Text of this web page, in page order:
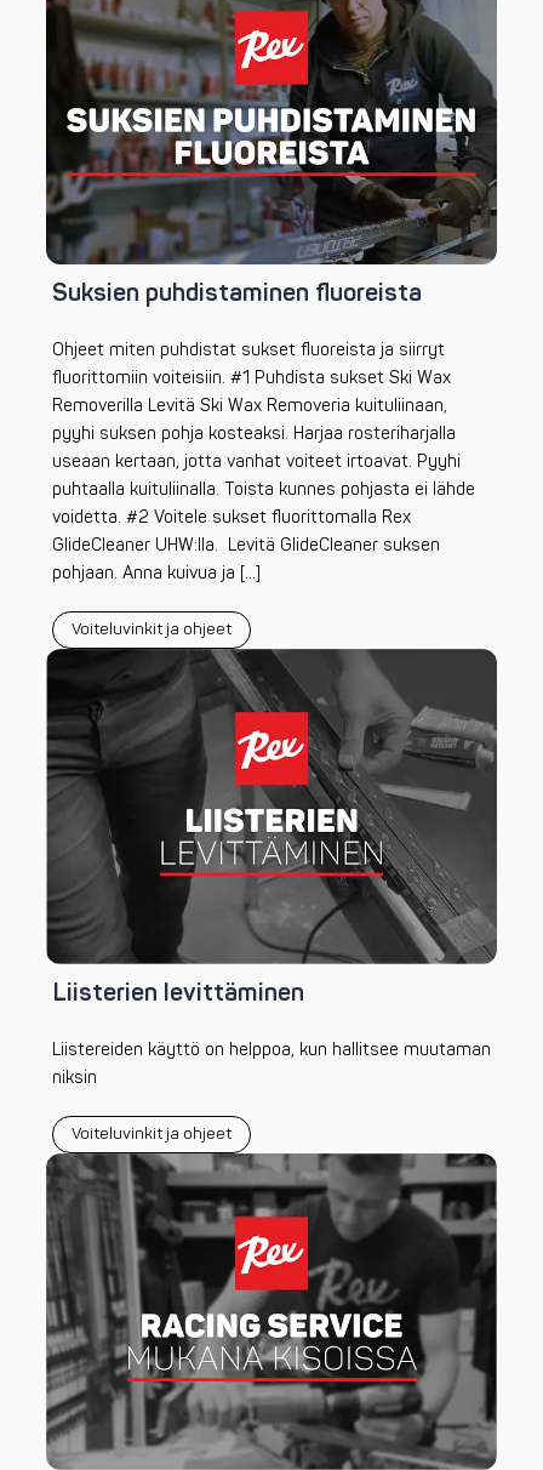
Suksien puhdistaminen fluoreista
Ohjeet miten puhdistat sukset fluoreista ja siirryt
fluorittomiin voiteisiin. #1 Puhdista sukset Ski Wax
Removerilla Levitä Ski Wax Removeria kuituliinaan,
pyyhi suksen pohja kosteaksi. Harjaa rosteriharjalla
useaan kertaan, jotta vanhat voiteet irtoavat. Pyyhi
puhtaalla kuituliinalla. Toista kunnes pohjasta ei lähde
voidetta. #2 Voitele sukset fluorittomalla Rex
GlideCleaner UHW:lla. Levitä GlideCleaner suksen
pohjaan. Anna kuivua ja […]
Voiteluvinkit ja ohjeet
Liisterien levittäminen
Liistereiden käyttö on helppoa, kun hallitsee muutaman
niksin
Voiteluvinkit ja ohjeet